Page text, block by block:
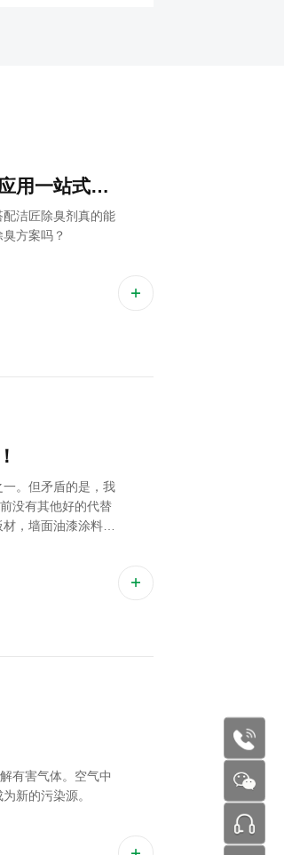
全面认识高压喷雾除臭设备，安装、调试、应用一站式除臭治理！
洁匠除臭剂真的能
方案吗？
。但矛盾的是，我
没有其他好的代替
，墙面油漆涂料，
有害气体。空气中
新的污染源。
张工